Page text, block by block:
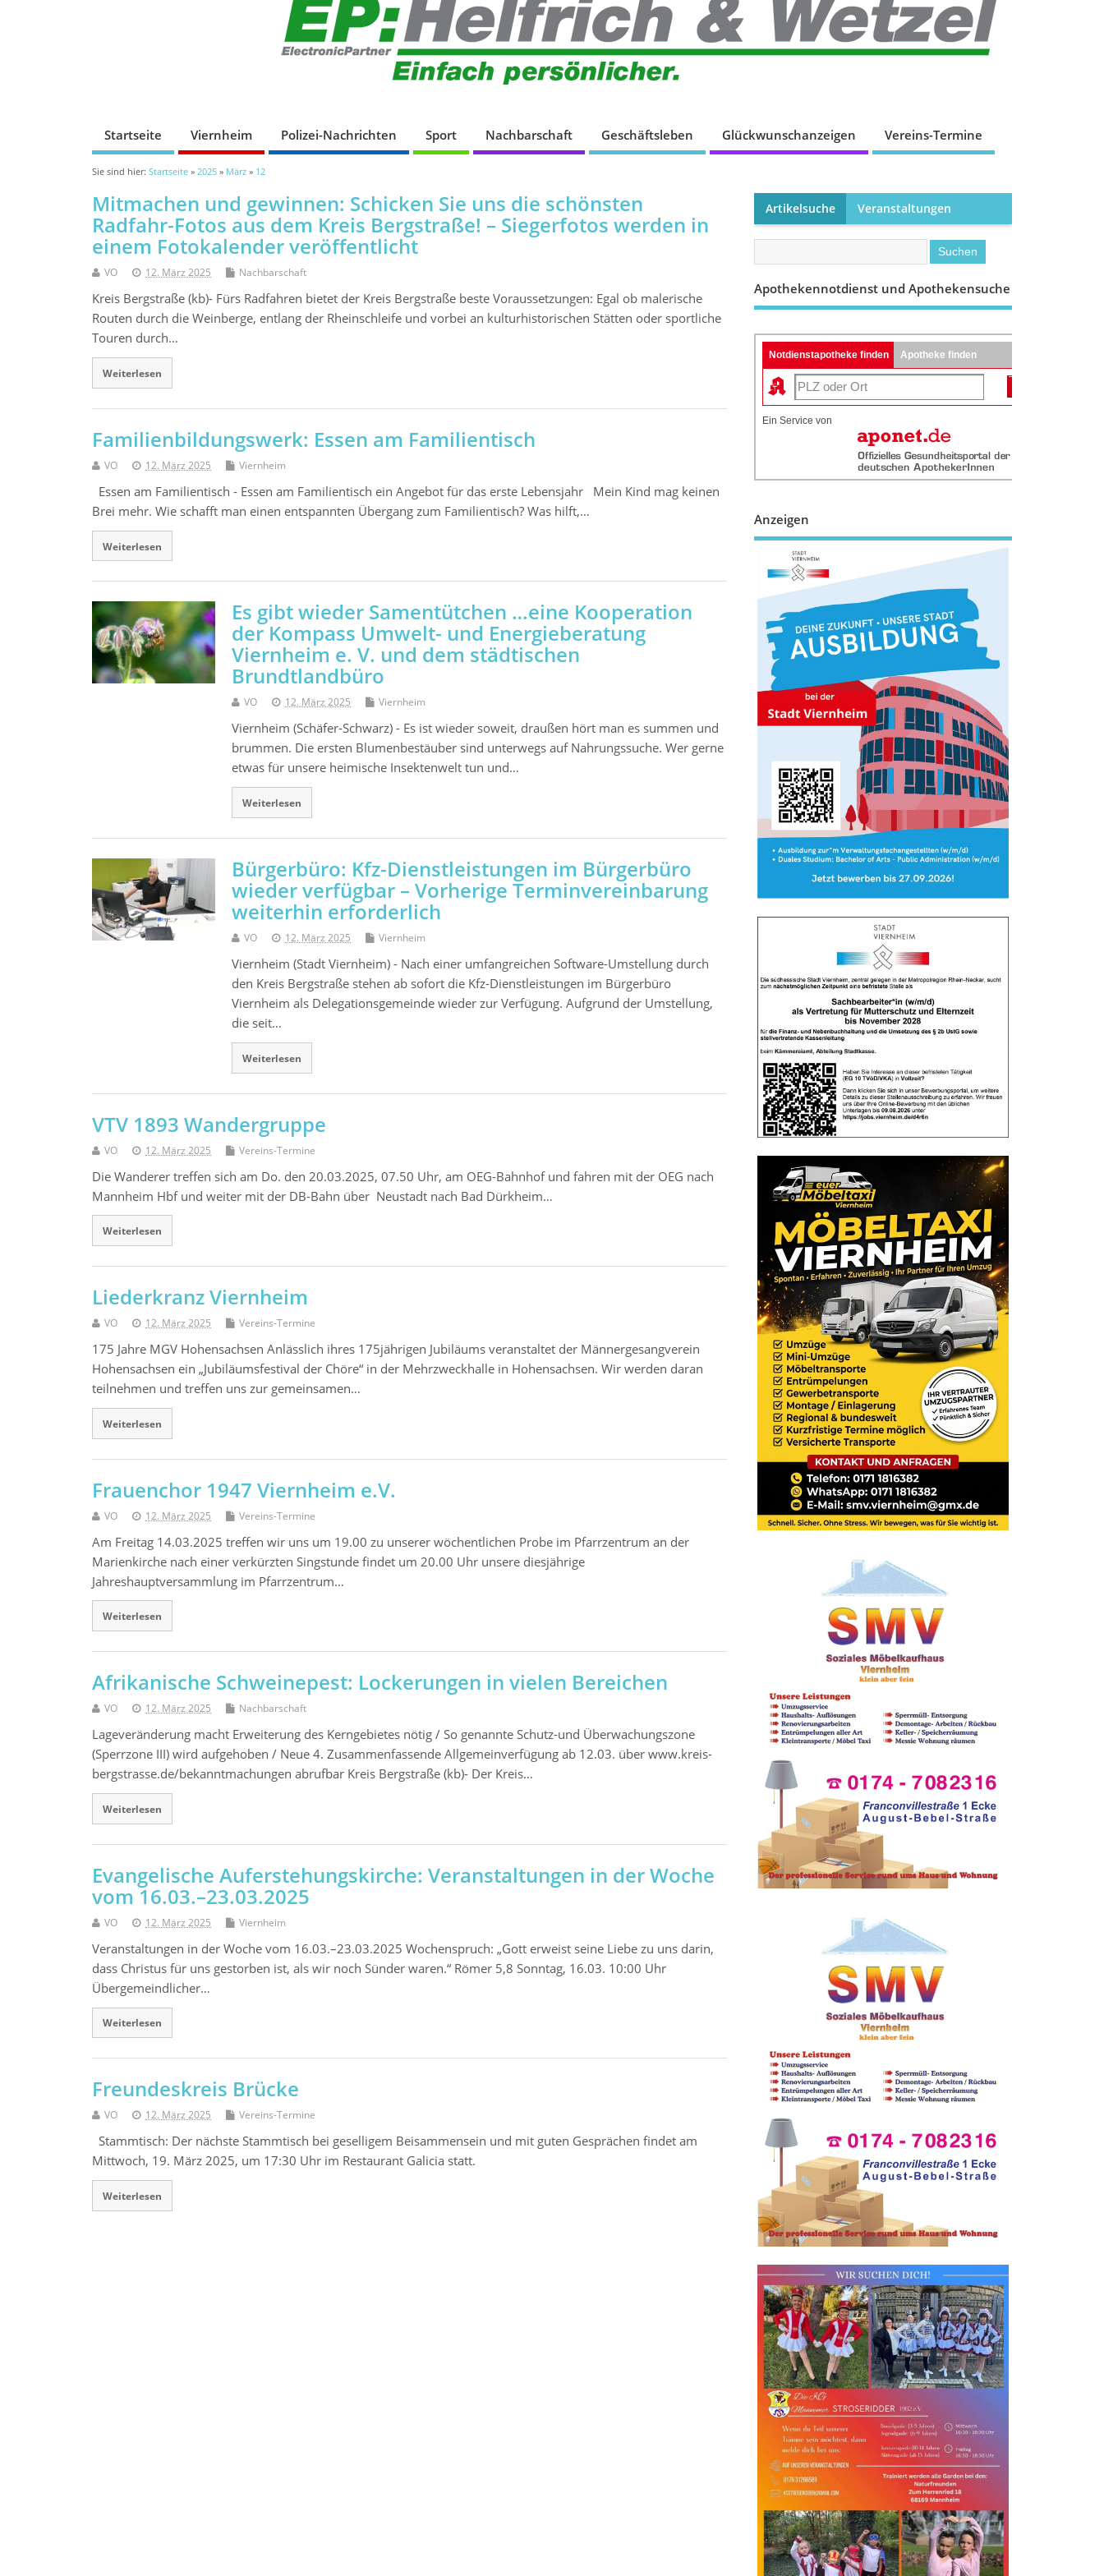
Startseite Viernheim Polizei-Nachrichten Sport Nachbarschaft Geschäftsleben Glückwunschanzeigen Vereins-Termine
Sie sind hier: Startseite » 2025 » März » 12
Mitmachen und gewinnen: Schicken Sie uns die schönsten
Radfahr-Fotos aus dem Kreis Bergstraße! – Siegerfotos werden in
einem Fotokalender veröffentlicht
VO 12. März 2025 Nachbarschaft
Kreis Bergstraße (kb)- Fürs Radfahren bietet der Kreis Bergstraße beste Voraussetzungen: Egal ob malerische
Routen durch die Weinberge, entlang der Rheinschleife und vorbei an kulturhistorischen Stätten oder sportliche
Touren durch…
Weiterlesen
Familienbildungswerk: Essen am Familientisch
VO 12. März 2025 Viernheim
Essen am Familientisch - Essen am Familientisch ein Angebot für das erste Lebensjahr Mein Kind mag keinen
Brei mehr. Wie schafft man einen entspannten Übergang zum Familientisch? Was hilft,…
Weiterlesen
Es gibt wieder Samentütchen …eine Kooperation
der Kompass Umwelt- und Energieberatung
Viernheim e. V. und dem städtischen
Brundtlandbüro
VO 12. März 2025 Viernheim
Viernheim (Schäfer-Schwarz) - Es ist wieder soweit, draußen hört man es summen und
brummen. Die ersten Blumenbestäuber sind unterwegs auf Nahrungssuche. Wer gerne
etwas für unsere heimische Insektenwelt tun und…
Weiterlesen
Bürgerbüro: Kfz-Dienstleistungen im Bürgerbüro
wieder verfügbar – Vorherige Terminvereinbarung
weiterhin erforderlich
VO 12. März 2025 Viernheim
Viernheim (Stadt Viernheim) - Nach einer umfangreichen Software-Umstellung durch
den Kreis Bergstraße stehen ab sofort die Kfz-Dienstleistungen im Bürgerbüro
Viernheim als Delegationsgemeinde wieder zur Verfügung. Aufgrund der Umstellung,
die seit…
Weiterlesen
VTV 1893 Wandergruppe
VO 12. März 2025 Vereins-Termine
Die Wanderer treffen sich am Do. den 20.03.2025, 07.50 Uhr, am OEG-Bahnhof und fahren mit der OEG nach
Mannheim Hbf und weiter mit der DB-Bahn über Neustadt nach Bad Dürkheim…
Weiterlesen
Liederkranz Viernheim
VO 12. März 2025 Vereins-Termine
175 Jahre MGV Hohensachsen Anlässlich ihres 175jährigen Jubiläums veranstaltet der Männergesangverein
Hohensachsen ein „Jubiläumsfestival der Chöre“ in der Mehrzweckhalle in Hohensachsen. Wir werden daran
teilnehmen und treffen uns zur gemeinsamen…
Weiterlesen
Frauenchor 1947 Viernheim e.V.
VO 12. März 2025 Vereins-Termine
Am Freitag 14.03.2025 treffen wir uns um 19.00 zu unserer wöchentlichen Probe im Pfarrzentrum an der
Marienkirche nach einer verkürzten Singstunde findet um 20.00 Uhr unsere diesjährige
Jahreshauptversammlung im Pfarrzentrum…
Weiterlesen
Afrikanische Schweinepest: Lockerungen in vielen Bereichen
VO 12. März 2025 Nachbarschaft
Lageveränderung macht Erweiterung des Kerngebietes nötig / So genannte Schutz-und Überwachungszone
(Sperrzone III) wird aufgehoben / Neue 4. Zusammenfassende Allgemeinverfügung ab 12.03. über www.kreis-
bergstrasse.de/bekanntmachungen abrufbar Kreis Bergstraße (kb)- Der Kreis…
Weiterlesen
Evangelische Auferstehungskirche: Veranstaltungen in der Woche
vom 16.03.–23.03.2025
VO 12. März 2025 Viernheim
Veranstaltungen in der Woche vom 16.03.–23.03.2025 Wochenspruch: „Gott erweist seine Liebe zu uns darin,
dass Christus für uns gestorben ist, als wir noch Sünder waren.“ Römer 5,8 Sonntag, 16.03. 10:00 Uhr
Übergemeindlicher…
Weiterlesen
Freundeskreis Brücke
VO 12. März 2025 Vereins-Termine
Stammtisch: Der nächste Stammtisch bei geselligem Beisammensein und mit guten Gesprächen findet am
Mittwoch, 19. März 2025, um 17:30 Uhr im Restaurant Galicia statt.
Weiterlesen
Artikelsuche Veranstaltungen
Apothekennotdienst und Apothekensuche
Notdienstapotheke finden Apotheke finden
Ein Service von
Anzeigen